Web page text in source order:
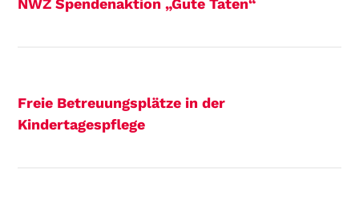
NWZ Spendenaktion „Gute Taten“
Freie Betreuungsplätze in der
Kindertagespflege